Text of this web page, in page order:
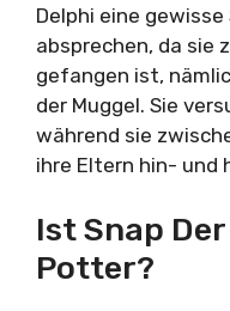
Delphi eine
absprechen, da sie
gefangen ist,
der Muggel. Sie
während sie
ihre Eltern hin- und
Ist Snap
Potter?